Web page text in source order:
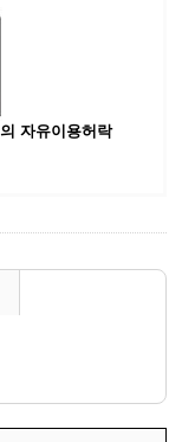
의 자유이용허락